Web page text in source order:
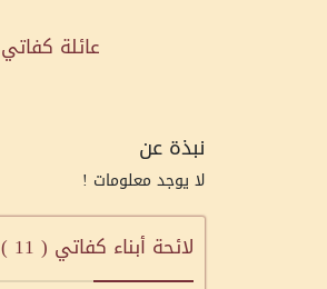
عائلة كفاتي
نبذة عن
لا يوجد معلومات !
لائحة أبناء كفاتي ( 11
)